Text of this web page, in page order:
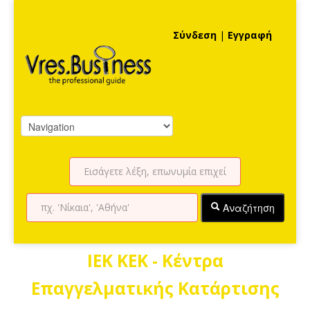
Σύνδεση | Εγγραφή
Αναζήτηση
ΙEK KEK - Κέντρα
Επαγγελματικής Κατάρτισης